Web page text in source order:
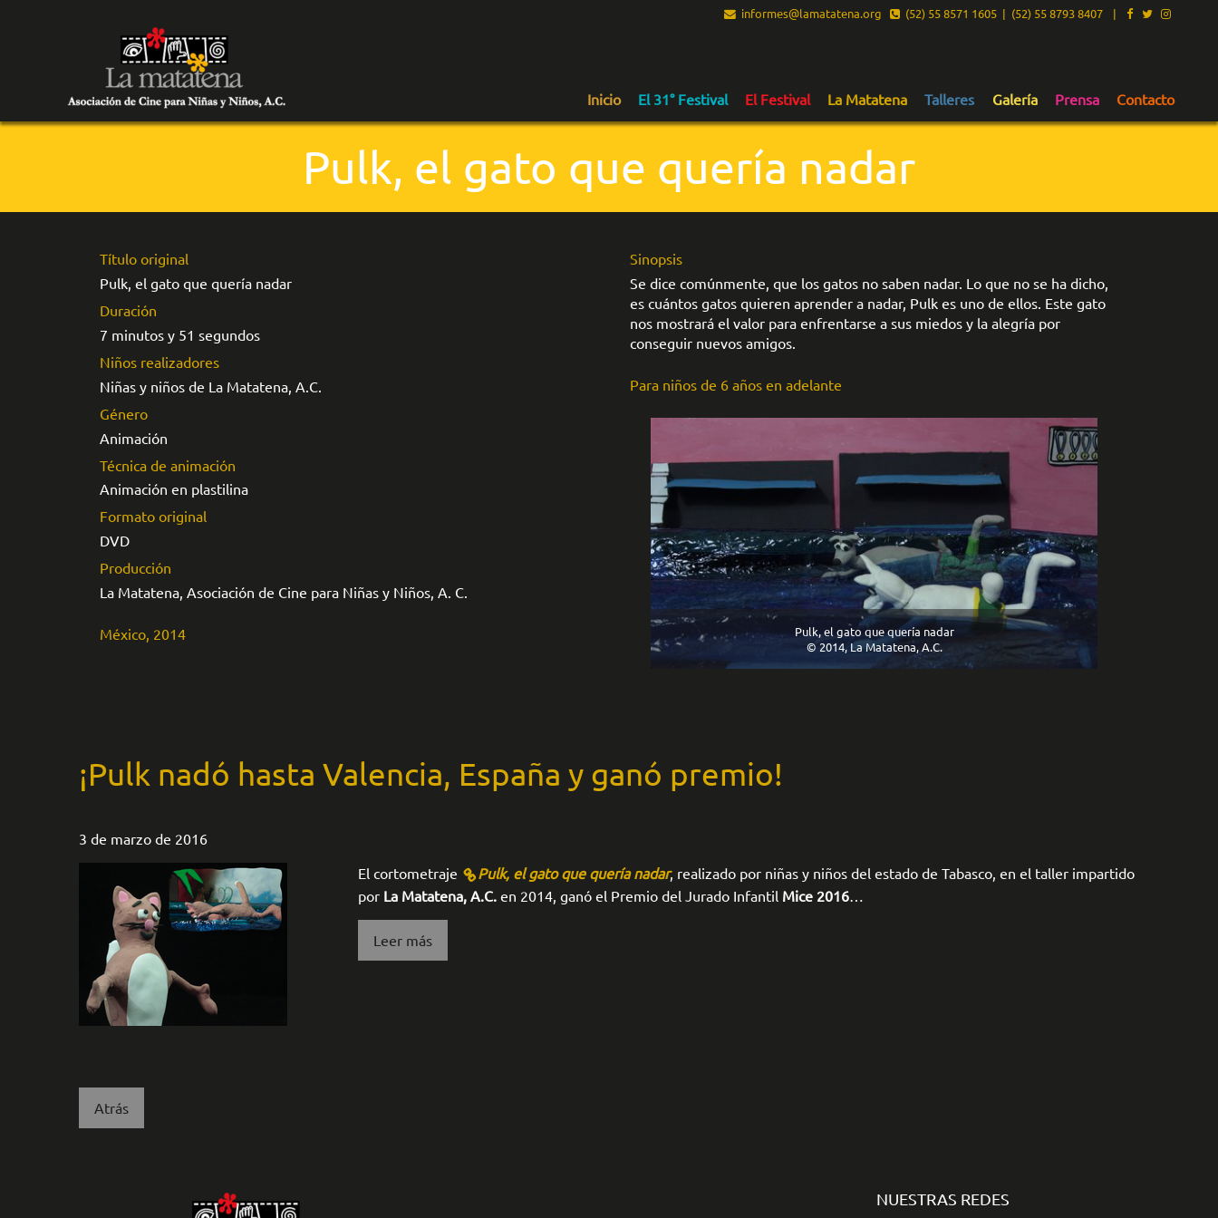
informes@lamatatena.org (52) 55 8571 1605 | (52) 55 8793 8407 |
Inicio El 31° Festival El Festival La Matatena Talleres Galería Prensa Contacto
Pulk, el gato que quería nadar
Título original
Pulk, el gato que quería nadar
Duración
7 minutos y 51 segundos
Niños realizadores
Niñas y niños de La Matatena, A.C.
Género
Animación
Técnica de animación
Animación en plastilina
Formato original
DVD
Producción
La Matatena, Asociación de Cine para Niñas y Niños, A. C.
México, 2014
Sinopsis
Se dice comúnmente, que los gatos no saben nadar. Lo que no se ha dicho,
es cuántos gatos quieren aprender a nadar, Pulk es uno de ellos. Este gato
nos mostrará el valor para enfrentarse a sus miedos y la alegría por
conseguir nuevos amigos.
Para niños de 6 años en adelante
Pulk, el gato que quería nadar
© 2014, La Matatena, A.C.
¡Pulk nadó hasta Valencia, España y ganó premio!
3 de marzo de 2016
El cortometraje
Pulk, el gato que quería nadar, realizado por niñas y niños del estado de Tabasco, en el taller impartido
por La Matatena, A.C. en 2014, ganó el Premio del Jurado Infantil Mice 2016…
Leer más
Atrás
NUESTRAS REDES